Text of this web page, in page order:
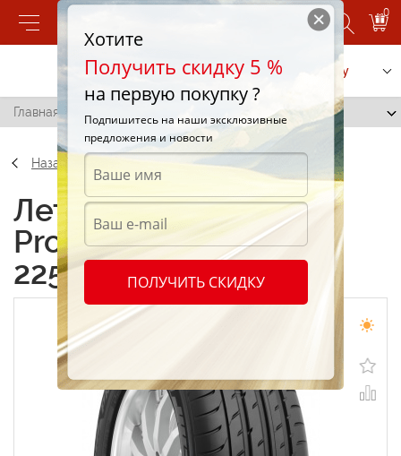
0
Позвонить Заказать услугу
Главная / Toyo Proxes T1 Sport SUV 225/40 R19 93Y
Назад
Летние шины Toyo
Proxes T1 Sport SUV
225/40 R19 93Y
Хотите
Получить скидку 5 %
на первую покупку ?
Подпишитесь на наши эксклюзивные
предложения и новости
ПОЛУЧИТЬ СКИДКУ